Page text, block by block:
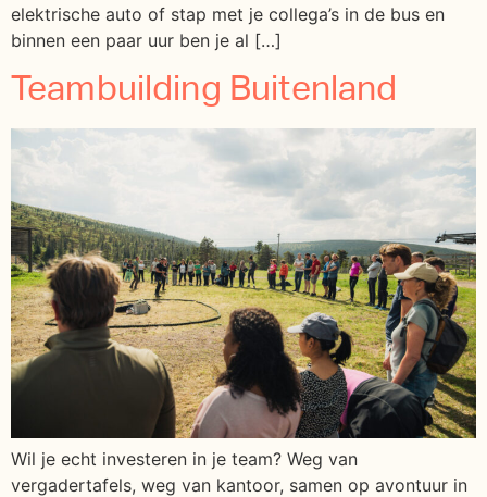
elektrische auto of stap met je collega’s in de bus en
binnen een paar uur ben je al […]
Teambuilding Buitenland
Wil je echt investeren in je team? Weg van
vergadertafels, weg van kantoor, samen op avontuur in